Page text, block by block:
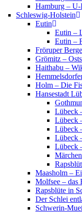
Hamburg –
Schleswig-Holstein
Eutin
Eutin –
Eutin –
Fröruper
Grömitz –
Haithabu –
Holm – Die
Hansestadt
Lübeck
Lübeck
Lübeck
Lübeck
Lübeck
Maasholm –
Molfsee – das
Rapsblüte in
Der Schlei
Schwerin-